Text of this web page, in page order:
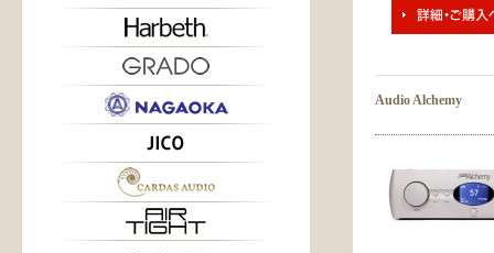
Audio Alchemy